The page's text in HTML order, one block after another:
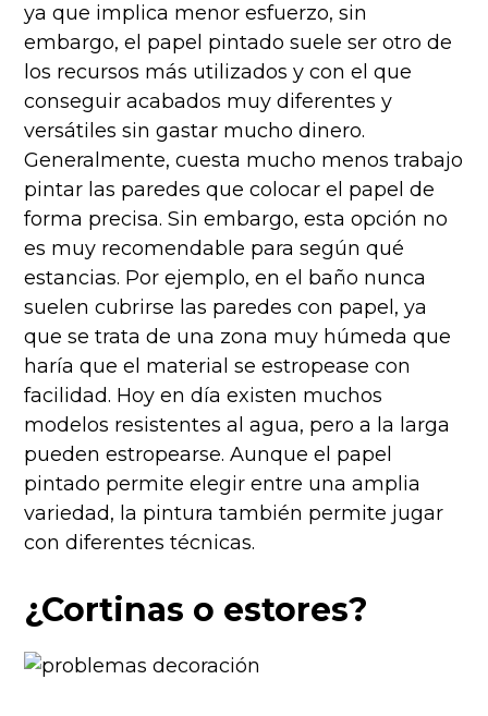
ya que implica menor esfuerzo, sin
embargo, el papel pintado suele ser otro de
los recursos más utilizados y con el que
conseguir acabados muy diferentes y
versátiles sin gastar mucho dinero.
Generalmente, cuesta mucho menos trabajo
pintar las paredes que colocar el papel de
forma precisa. Sin embargo, esta opción no
es muy recomendable para según qué
estancias. Por ejemplo, en el baño nunca
suelen cubrirse las paredes con papel, ya
que se trata de una zona muy húmeda que
haría que el material se estropease con
facilidad. Hoy en día existen muchos
modelos resistentes al agua, pero a la larga
pueden estropearse. Aunque el papel
pintado permite elegir entre una amplia
variedad, la pintura también permite jugar
con diferentes técnicas.
¿Cortinas o estores?